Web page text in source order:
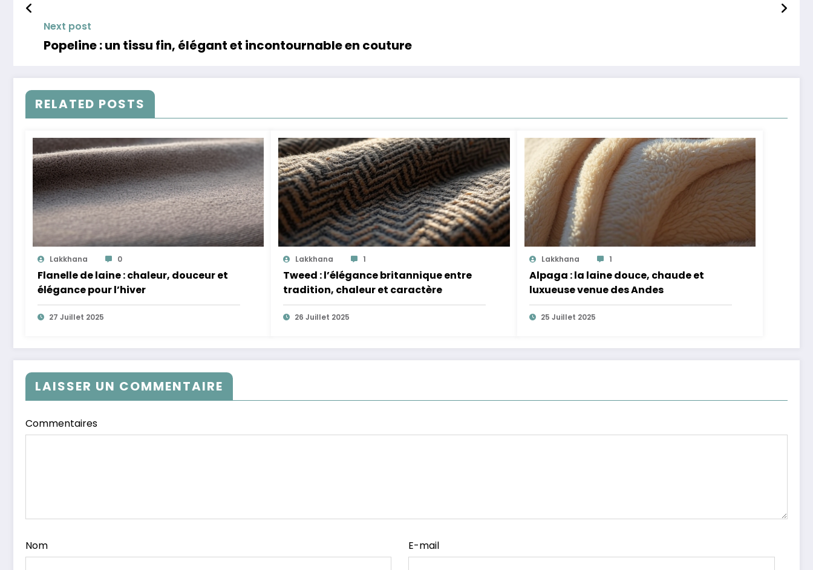
Next post
Popeline : un tissu fin, élégant et incontournable en couture
RELATED POSTS
Lakkhana 0
Flanelle de laine : chaleur, douceur et
élégance pour l’hiver
27 Juillet 2025
Lakkhana 1
Tweed : l’élégance britannique entre
tradition, chaleur et caractère
26 Juillet 2025
Lakkhana 1
Alpaga : la laine douce, chaude et
luxueuse venue des Andes
25 Juillet 2025
LAISSER UN COMMENTAIRE
Commentaires
Nom E-mail